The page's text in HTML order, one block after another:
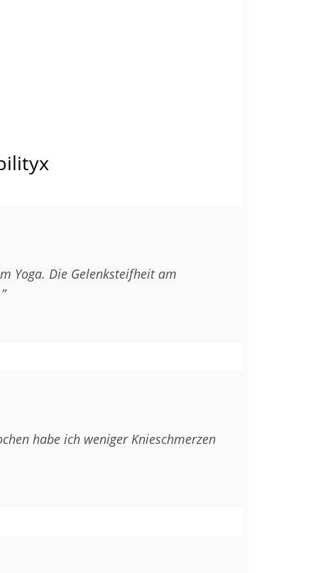
Yoga. Die Gelenksteifheit am
habe ich weniger Knieschmerzen